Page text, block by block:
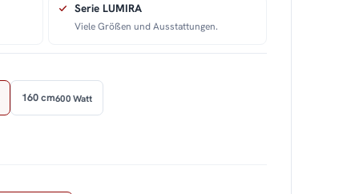
Serie LUMIRA
Viele Größen und Ausstattungen.
160 cm600 Watt